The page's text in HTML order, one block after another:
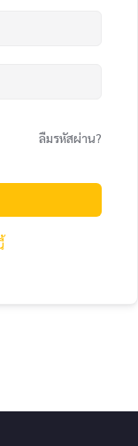
ลืมรหัสผ่าน?